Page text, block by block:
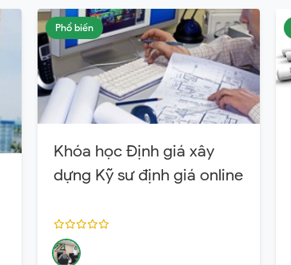
Phổ biến
Khóa học Định giá xây
dựng Kỹ sư định giá online